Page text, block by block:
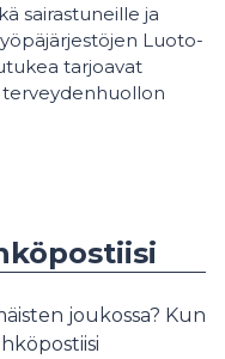
sairastuneille ja
Luoto-
tarjoavat
terveydenhuollon
joukossa? Kun